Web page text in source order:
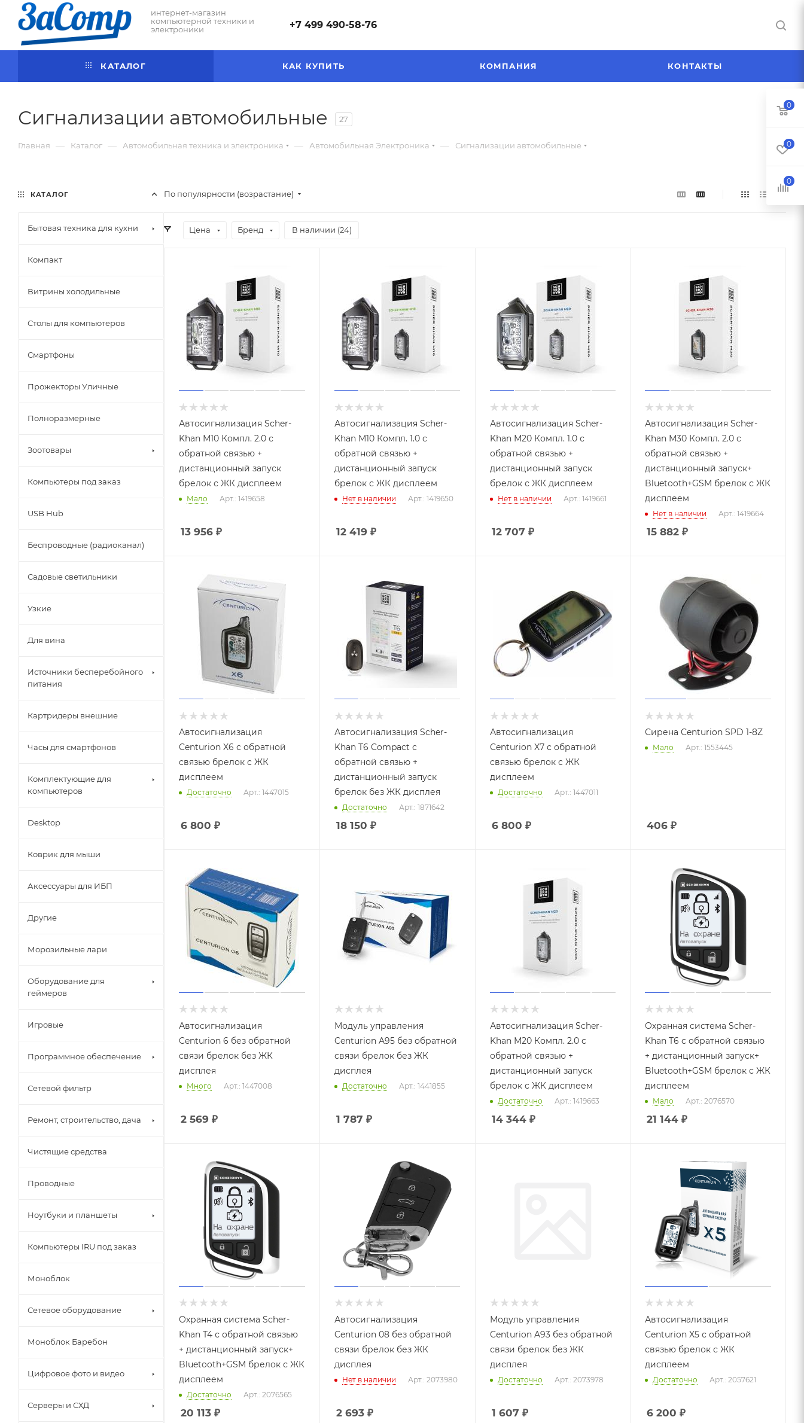
интернет-магазин
компьютерной техники и
электроники
+7 499 490-58-76
КАТАЛОГ КАК КУПИТЬ КОМПАНИЯ КОНТАКТЫ
Сигнализации автомобильные 27
Главная — Каталог — Автомобильная техника и электроника — Автомобильная Электроника — Сигнализации автомобильные
По популярности (возрастание)
Цена Бренд В наличии (24)
Автосигнализация Scher-
Khan М10 Компл. 2.0 с
обратной связью +
дистанционный запуск
брелок с ЖК дисплеем
Мало Арт.: 1419658
13 956 ₽
Автосигнализация Scher-
Khan М10 Компл. 1.0 с
обратной связью +
дистанционный запуск
брелок с ЖК дисплеем
Нет в наличии Арт.: 1419650
12 419 ₽
Автосигнализация Scher-
Khan М20 Компл. 1.0 с
обратной связью +
дистанционный запуск
брелок с ЖК дисплеем
Нет в наличии Арт.: 1419661
12 707 ₽
Автосигнализация Scher-
Khan М30 Компл. 2.0 с
обратной связью +
дистанционный запуск+
Bluetooth+GSM брелок с ЖК
дисплеем
Нет в наличии Арт.: 1419664
15 882 ₽
Автосигнализация
Centurion X6 с обратной
связью брелок с ЖК
дисплеем
Достаточно Арт.: 1447015
6 800 ₽
Автосигнализация Scher-
Khan T6 Compact с
обратной связью +
дистанционный запуск
брелок без ЖК дисплея
Достаточно Арт.: 1871642
18 150 ₽
Автосигнализация
Centurion X7 с обратной
связью брелок с ЖК
дисплеем
Достаточно Арт.: 1447011
6 800 ₽
Сирена Centurion SPD 1-8Z
Мало Арт.: 1553445
406 ₽
Автосигнализация
Centurion 6 без обратной
связи брелок без ЖК
дисплея
Много Арт.: 1447008
2 569 ₽
Модуль управления
Centurion A95 без обратной
связи брелок без ЖК
дисплея
Достаточно Арт.: 1441855
1 787 ₽
Автосигнализация Scher-
Khan М20 Компл. 2.0 с
обратной связью +
дистанционный запуск
брелок с ЖК дисплеем
Достаточно Арт.: 1419663
14 344₽
Охранная система Scher-
Khan T6 с обратной связью
+ дистанционный запуск+
Bluetooth+GSM брелок с ЖК
дисплеем
Мало Арт.: 2076570
21 144 ₽
Охранная система Scher-
Khan T4 с обратной связью
+ дистанционный запуск+
Bluetooth+GSM брелок с ЖК
дисплеем
Достаточно Арт.: 2076565
20 113 ₽
Автосигнализация
Centurion 08 без обратной
связи брелок без ЖК
дисплея
Нет в наличии Арт.: 2073980
2 693₽
Модуль управления
Centurion A93 без обратной
связи брелок без ЖК
дисплея
Достаточно Арт.: 2073978
1 607 ₽
Автосигнализация
Centurion X5 с обратной
связью брелок с ЖК
дисплеем
Достаточно Арт.: 2057621
6 200 ₽
КАТАЛОГ
Бытовая техника для кухни
Компакт
Витрины холодильные
Столы для компьютеров
Смартфоны
Прожекторы Уличные
Полноразмерные
Зоотовары
Компьютеры под заказ
USB Hub
Беспроводные (радиоканал)
Садовые светильники
Узкие
Для вина
Источники бесперебойного
питания
Картридеры внешние
Часы для смартфонов
Комплектующие для
компьютеров
Desktop
Коврик для мыши
Аксессуары для ИБП
Другие
Морозильные лари
Оборудование для
геймеров
Игровые
Программное обеспечение
Сетевой фильтр
Ремонт, строительство, дача
Чистящие средства
Проводные
Ноутбуки и планшеты
Компьютеры IRU под заказ
Моноблок
Сетевое оборудование
Моноблок Баребон
Цифровое фото и видео
Серверы и СХД
0
0
0